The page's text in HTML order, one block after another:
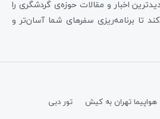
اخبار و مقالات حوزه‌ی گردشگری را
تا برنامه‌ریزی سفرهای شما آسان‌تر و
هواپیما تهران به کیش
تور دبی